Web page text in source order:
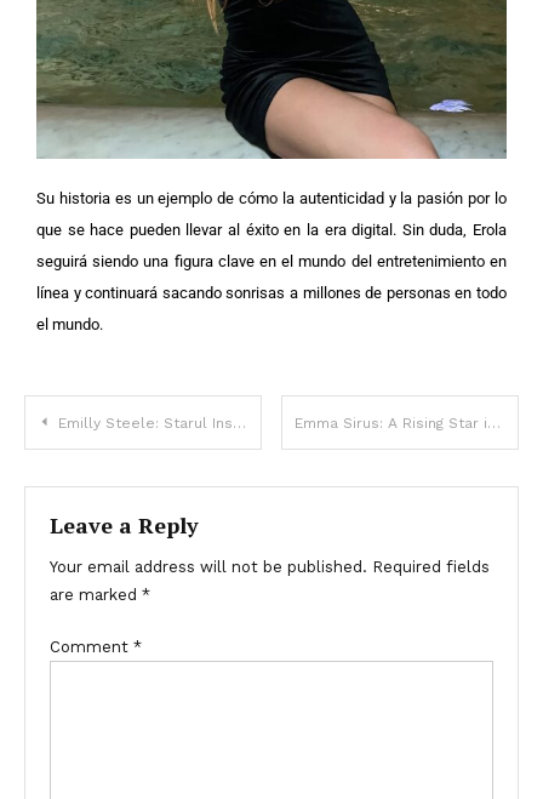
Su historia es un ejemplo de cómo la autenticidad y la pasión por lo
que se hace pueden llevar al éxito en la era digital. Sin duda, Erola
seguirá siendo una figura clave en el mundo del entretenimiento en
línea y continuará sacando sonrisas a millones de personas en todo
el mundo.
Emilly Steele: Starul Instagramului care cucerește lumea digitală Emma Sirus: A Rising Star in Digital Content Creation
Leave a Reply
Your email address will not be published. Required fields
are marked *
Comment *